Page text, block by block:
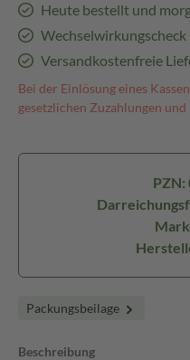
Heute bestellt und
Versandkostenfreie
Bei der Einlösung eines
gesetzlichen Zuzahlungen
PZN:
Packungsbeilage
Beschreibung